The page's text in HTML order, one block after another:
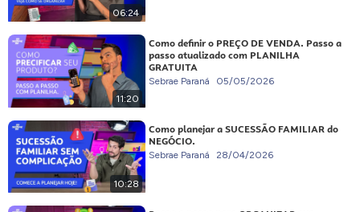
06:24
11:20
Como definir o PREÇO DE VENDA. Passo a
passo atualizado com PLANILHA
GRATUITA
Sebrae Paraná 05/05/2026
10:28
Como planejar a SUCESSÃO FAMILIAR do
NEGÓCIO.
Sebrae Paraná 28/04/2026